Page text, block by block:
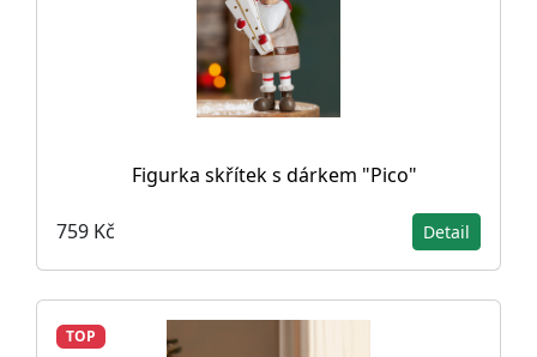
Figurka skřítek s dárkem "Pico"
759 Kč Detail
TOP